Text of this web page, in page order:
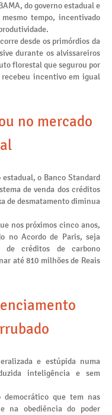
do governo estadual e
tempo, incentivado
desde os primórdios da
durante os alvissareiros
florestal que segurou por
incentivo em igual
no mercado
o Banco Standard
de venda dos créditos
de desmatamento diminua
nos próximos cinco anos,
no Acordo de Paris, seja
créditos de carbono
até 810 milhões de Reais
e estúpida numa
inteligência e sem
democrático que tem nas
na obediência do poder